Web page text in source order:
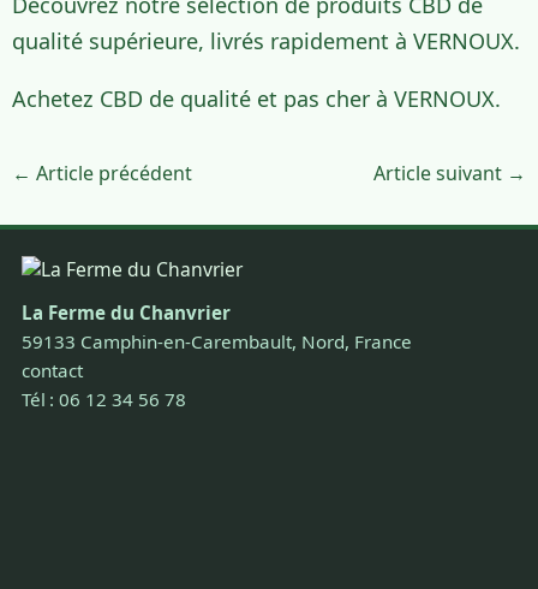
qualité supérieure, livrés rapidement à VERNOUX.
Achetez CBD de qualité et pas cher à VERNOUX.
← Article précédent Article suivant →
La Ferme du Chanvrier
59133 Camphin-en-Carembault, Nord, France
contact
Tél : 06 12 34 56 78